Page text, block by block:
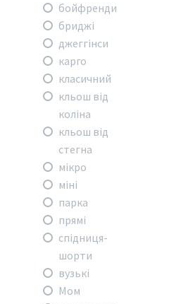
бойфренди
бриджі
джеггінси
карго
класичний
кльош від
коліна
кльош від
стегна
мікро
міні
парка
прямі
спідниця-
шорти
вузькі
Мом